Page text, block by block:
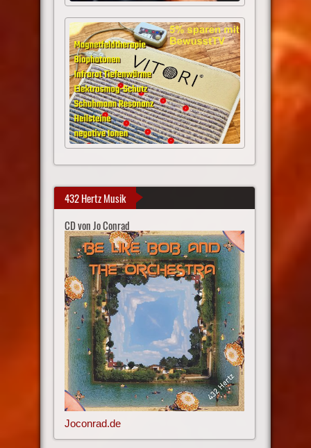
432 Hertz Musik
CD von Jo Conrad
Joconrad.de